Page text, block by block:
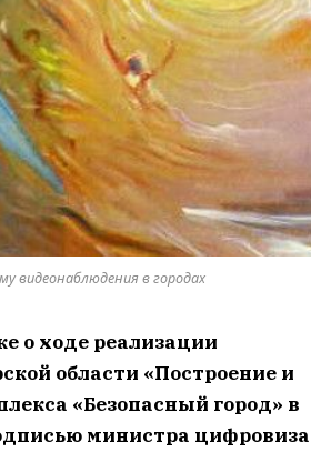
видеонаблюдения в городах
о ходе реализации
области «Построение и
«Безопасный город» в
министра